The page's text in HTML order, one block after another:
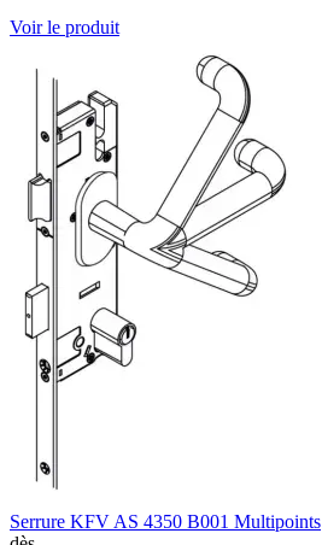
Voir le produit
Serrure KFV AS 4350 B001 Multipoints